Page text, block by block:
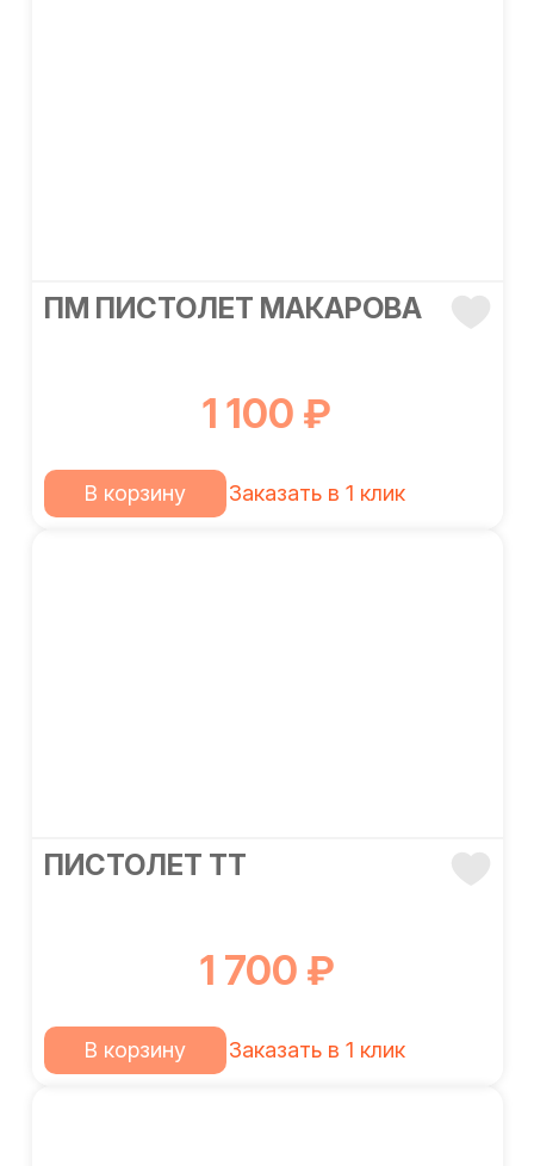
ПМ ПИСТОЛЕТ МАКАРОВА
1 100 ₽
В корзину Заказать в 1 клик
ПИСТОЛЕТ ТТ
1 700 ₽
В корзину Заказать в 1 клик